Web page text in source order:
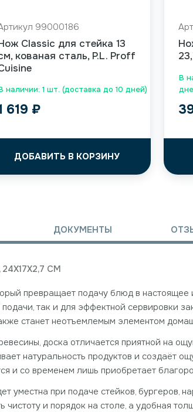
наличии: 1 шт. (доставка до 10 дней)
99000186
Classic для стейка 13
кованая сталь, P.L. Proff
619 ₽
ДОБАВИТЬ В КОРЗИНУ
В
ДОКУМЕНТЫ
СМ
превращает подачу блюд в
так и для эффектной сервировки
станет неотъемлемым элементом
доска отличается приятной на
натуральность продуктов и создаёт
и со временем лишь приобретает
уместна при подаче стейков,
чистоту и порядок на столе, а удобная